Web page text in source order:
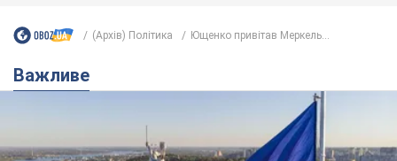
(Архів) Політика Ющенко привітав Меркель...
Важливе